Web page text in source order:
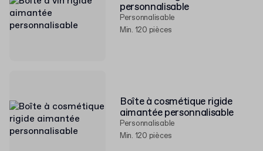
personnalisable
Personnalisable
Min. 120 pièces
Boîte à cosmétique rigide
aimantée personnalisable
Personnalisable
Min. 120 pièces